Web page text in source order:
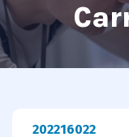
202216022